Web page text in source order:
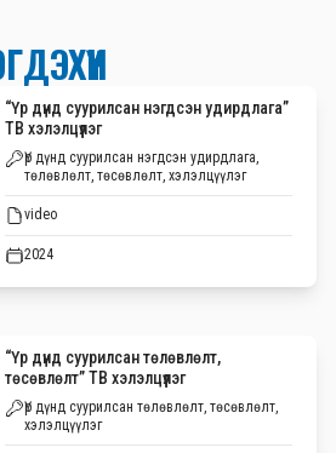
“Үр дүнд суурилсан нэгдсэн удирдлага”
ТВ хэлэлцүүлэг
Үр дүнд суурилсан нэгдсэн удирдлага,
төлөвлөлт, төсөвлөлт, хэлэлцүүлэг
video
2024
“Үр дүнд суурилсан төлөвлөлт,
төсөвлөлт” ТВ хэлэлцүүлэг
Үр дүнд суурилсан төлөвлөлт, төсөвлөлт,
хэлэлцүүлэг